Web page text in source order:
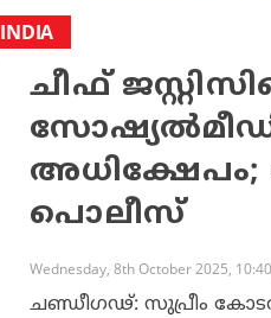
INDIA
ചീഫ്
പൊലീസ്
Wednesday, 8th October 2025,
ചണ്ഡീഗഢ്: സുപ്രീം